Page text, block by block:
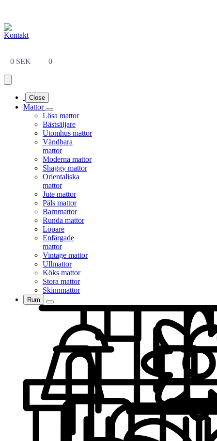
Kontakt
0 SEK 0
Close
Mattor
Lösa mattor
Bästsäljare
Utomhus mattor
Vändbara
mattor
Moderna mattor
Shaggy mattor
Orientaliska
mattor
Jute mattor
Päls mattor
Barnmattor
Runda mattor
Löpare
Enfärgade
mattor
Vintage mattor
Ullmattor
Köks mattor
Stora mattor
Skinnmattor
Rum